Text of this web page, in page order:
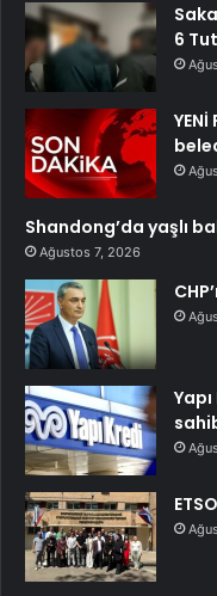
6
Shandong’da yaşlı
Ağustos 7, 2026